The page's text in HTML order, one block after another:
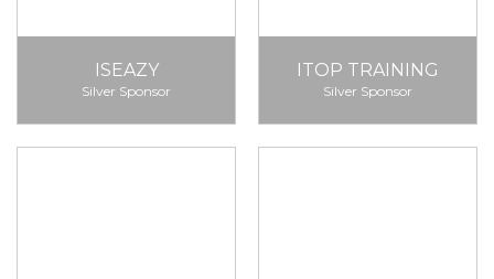
ISEAZY
Silver Sponsor
ITOP TRAINING
Silver Sponsor